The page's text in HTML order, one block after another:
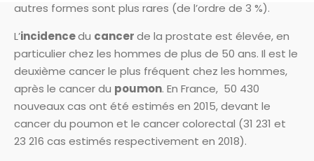
autres formes sont plus rares (de l’ordre de 3 %).
L’incidencedu cancerde la prostate est élevée, en
particulier chez les hommes de plus de 50 ans. Il est le
deuxième cancer le plus fréquent chez les hommes,
après le cancer du poumon. En France, 50 430
nouveaux cas ont été estimés en 2015, devant le
cancer du poumon et le cancer colorectal (31 231 et
23 216 cas estimés respectivement en 2018).